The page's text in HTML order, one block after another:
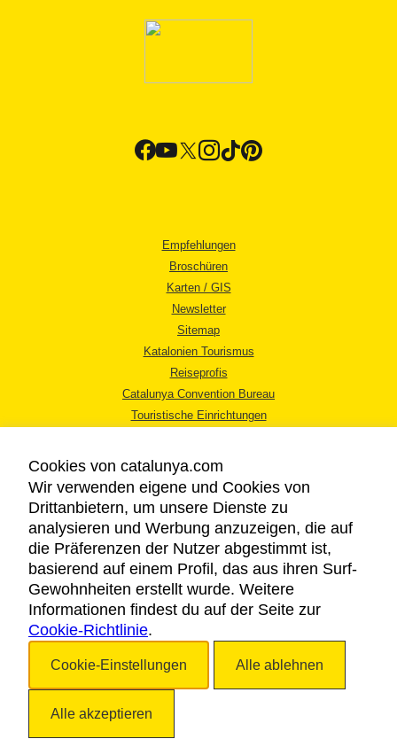
Empfehlungen
Broschüren
Karten / GIS
Newsletter
Sitemap
Katalonien Tourismus
Reiseprofis
Catalunya Convention Bureau
Touristische Einrichtungen
RECHTLICHER HINWEIS
DATENSCHUTZICHTLINIE
COOKIES
BARRIEREFREIHEIT
Cookies von catalunya.com
Wir verwenden eigene und Cookies von
Drittanbietern, um unsere Dienste zu
analysieren und Werbung anzuzeigen, die auf
die Präferenzen der Nutzer abgestimmt ist,
basierend auf einem Profil, das aus ihren Surf-
Gewohnheiten erstellt wurde. Weitere
Informationen findest du auf der Seite zur
Cookie-Richtlinie.
Cookie-Einstellungen Alle ablehnen
Alle akzeptieren